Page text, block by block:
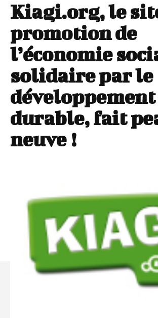
Kiagi.org, le
promotion de
l’économie
solidaire par le
développement
durable, fait
neuve !